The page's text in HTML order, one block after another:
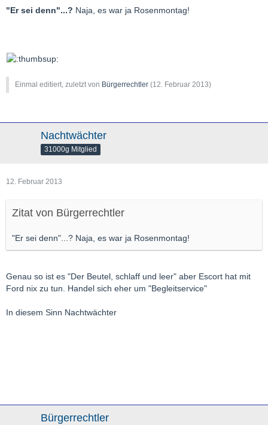
"Er sei denn"...? Naja, es war ja Rosenmontag!
Einmal editiert, zuletzt von Bürgerrechtler (12. Februar 2013)
Nachtwächter
31000g Mitglied
12. Februar 2013
Zitat von Bürgerrechtler
"Er sei denn"...? Naja, es war ja Rosenmontag!
Genau so ist es "Der Beutel, schlaff und leer" aber Escort hat mit
Ford nix zu tun. Handel sich eher um "Begleitservice"
In diesem Sinn Nachtwächter
Bürgerrechtler